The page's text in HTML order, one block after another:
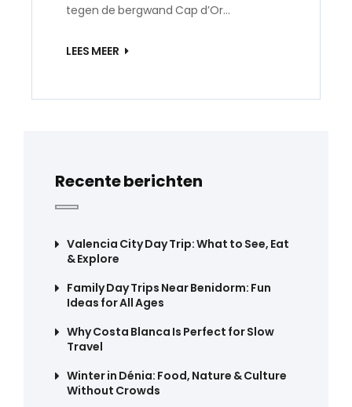
tegen de bergwand Cap d’Or…
LEES MEER
Recente berichten
Valencia City Day Trip: What to See, Eat
& Explore
Family Day Trips Near Benidorm: Fun
Ideas for All Ages
Why Costa Blanca Is Perfect for Slow
Travel
Winter in Dénia: Food, Nature & Culture
Without Crowds